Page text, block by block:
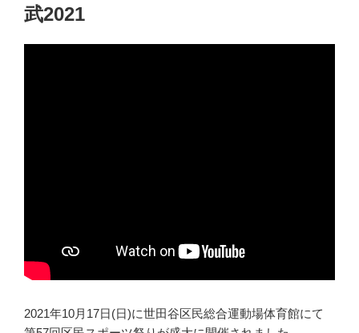
武2021
2021年10月17日(日)に世田谷区民総合運動場体育館にて